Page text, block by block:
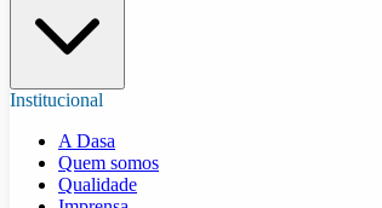
Institucional
A Dasa
Quem somos
Qualidade